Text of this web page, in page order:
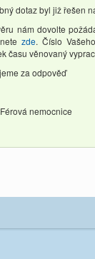
dotaz byl již řešen
nám dovolte
zde. Číslo
času věnovaný
za odpověď
nemocnice